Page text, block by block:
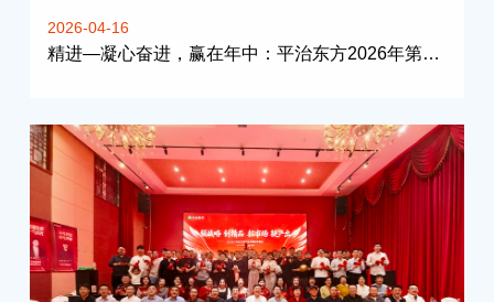
2026-04-16
精进—凝心奋进，赢在年中：平治东方2026年第二季度启动会圆满举行